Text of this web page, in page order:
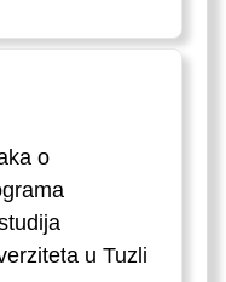
o
u Tuzli